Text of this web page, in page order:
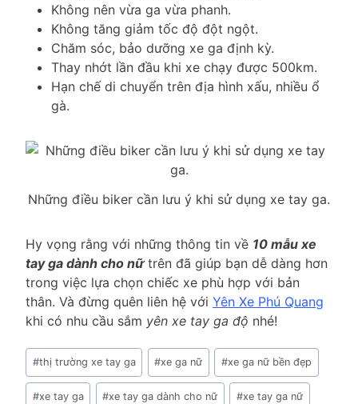
Không nên vừa ga vừa phanh.
Không tăng giảm tốc độ đột ngột.
Chăm sóc, bảo dưỡng xe ga định kỳ.
Thay nhớt lần đầu khi xe chạy được 500km.
Hạn chế di chuyển trên địa hình xấu, nhiều ổ
gà.
Những điều biker cần lưu ý khi sử dụng xe tay ga.
Hy vọng rằng với những thông tin về 10 mẫu xe
tay ga dành cho nữtrên đã giúp bạn dễ dàng hơn
trong việc lựa chọn chiếc xe phù hợp với bản
thân. Và đừng quên liên hệ với Yên Xe Phú Quang
khi có nhu cầu sắm yên xe tay ga độ nhé!
Post
Tags:
#thị trường xe tay ga #xe ga nữ #xe ga nữ bền đẹp
#xe tay ga #xe tay ga dành cho nữ #xe tay ga nữ